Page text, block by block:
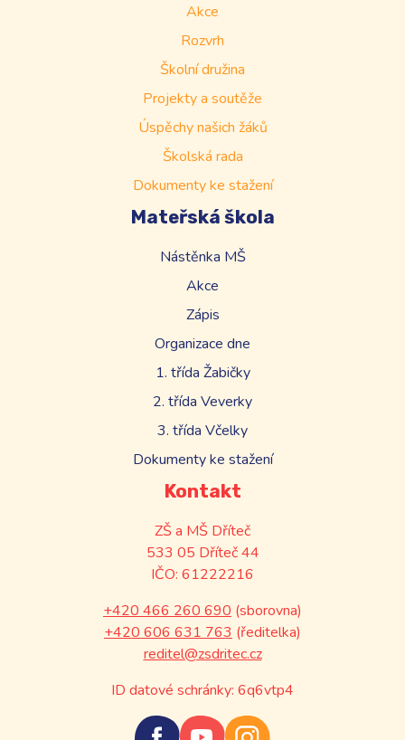
Akce
Rozvrh
Školní družina
Projekty a soutěže
Úspěchy našich žáků
Školská rada
Dokumenty ke stažení
Mateřská škola
Nástěnka MŠ
Akce
Zápis
Organizace dne
1. třída Žabičky
2. třída Veverky
3. třída Včelky
Dokumenty ke stažení
Kontakt
ZŠ a MŠ Dříteč
533 05 Dříteč 44
IČO: 61222216
+420 466 260 690 (sborovna)
+420 606 631 763 (ředitelka)
reditel@zsdritec.cz
ID datové schránky: 6q6vtp4